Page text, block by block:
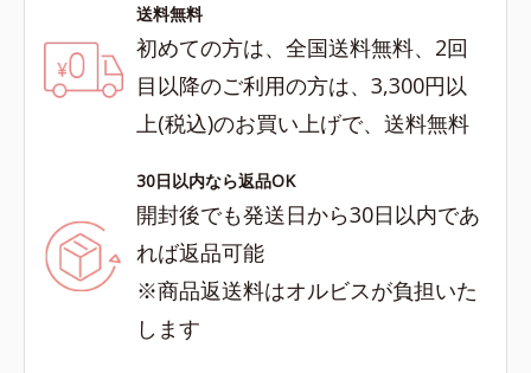
送料無料
初めての方は、全国送料無料、2回
目以降のご利用の方は、3,300円以
上(税込)のお買い上げで、送料無料
30日以内なら返品OK
開封後でも発送日から30日以内であ
れば返品可能
※商品返送料はオルビスが負担いた
します